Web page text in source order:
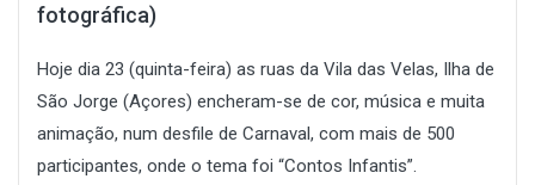
fotográfica)
Hoje dia 23 (quinta-feira) as ruas da Vila das Velas, Ilha de
São Jorge (Açores) encheram-se de cor, música e muita
animação, num desfile de Carnaval, com mais de 500
participantes, onde o tema foi “Contos Infantis”.